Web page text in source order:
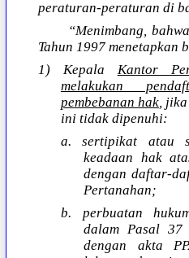
peraturan-peraturan di
“Menimbang,
Tahun 1997 menetapkan
1) Kepala Kantor
melakukan
pembebanan hak,
ini tidak dipenuhi:
a. sertipikat atau
keadaan hak
dengan daftar-
Pertanahan;
b. perbuatan
dalam Pasal
dengan akta